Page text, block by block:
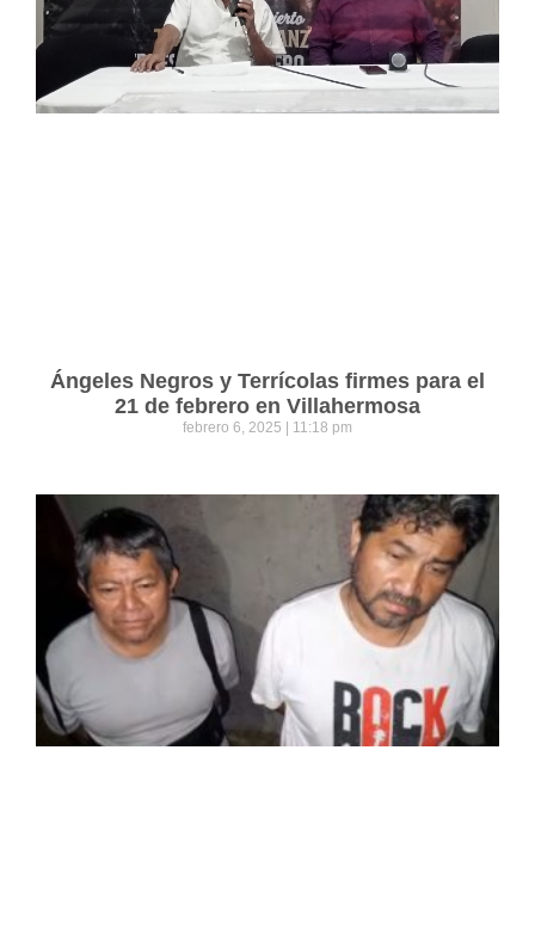
Ángeles Negros y Terrícolas firmes para el
21 de febrero en Villahermosa
febrero 6, 2025 11:18 pm